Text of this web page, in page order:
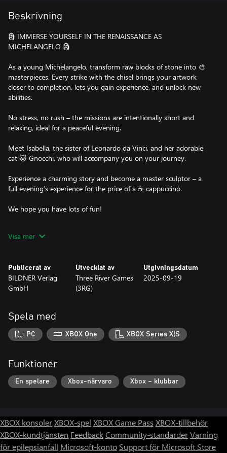
Beskrivning
🗿 IMMERSE YOURSELF IN THE RENAISSANCE AS
MICHELANGELO 🗿
As a young Michelangelo, transform raw blocks of stone into 🎨
masterpieces. Every strike with the chisel brings your artwork
closer to completion, lets you gain experience, and unlock new
abilities.
No stress, no rush – the missions are intentionally short and
relaxing, ideal for a peaceful evening.
Meet Isabella, the sister of Leonardo da Vinci, and her adorable
cat 🐱 Gnocchi, who will accompany you on your journey.
Experience a charming story and become a master sculptor – a
full evening’s experience for the price of a ☕ cappuccino.
We hope you have lots of fun!
Visa mer
Publicerat av
BILDNER Verlag
GmbH
Utvecklat av
Three River Games
(3RG)
Utgivningsdatum
2025-09-19
Spela med
PC XBOX One XBOX Series X|S
Funktioner
En spelare Xbox-närvaro Xbox – klubbar
XBOX konsolerXBOX-spel XBOX Game Pass XBOX-tillbehör
XBOX-kundtjänsten FeedbackCommunity-standarderVarning
för epilepsianfall Microsoft-konto Support för Microsoft Store